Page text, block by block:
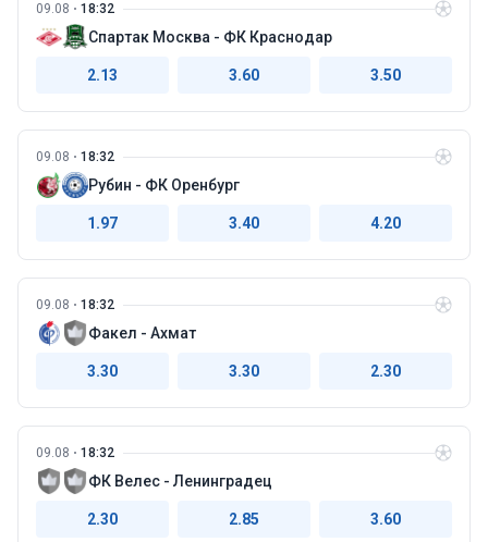
09.08 18:32
Спартак Москва - ФК Краснодар
2.13 3.60 3.50
09.08 18:32
Рубин - ФК Оренбург
1.97 3.40 4.20
09.08 18:32
Факел - Ахмат
3.30 3.30 2.30
09.08 18:32
ФК Велес - Ленинградец
2.30 2.85 3.60